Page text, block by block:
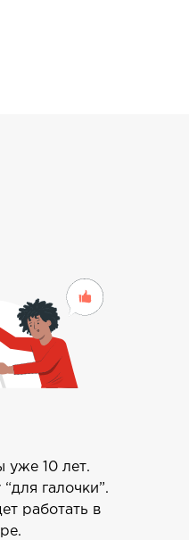
уже 10 лет.
галочки”.
работать в